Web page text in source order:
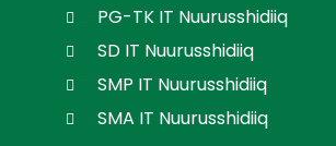
PG-TK IT Nuurusshidiiq
SD IT Nuurusshidiiq
SMP IT Nuurusshidiiq
SMA IT Nuurusshidiiq